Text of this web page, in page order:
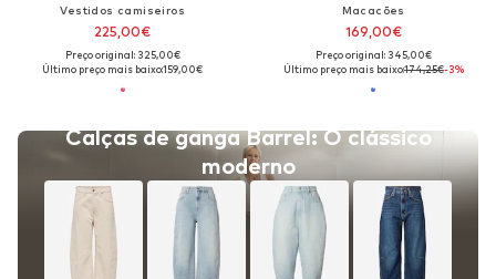
Vestidos camiseiros
225,00€
Preço original: 325,00€
Último preço mais baixo:159,00€
Calças de ganga Barrel: O clássico
moderno
Macacões
169,00€
Preço original: 345,00€
Último preço mais baixo:174,25€-3%